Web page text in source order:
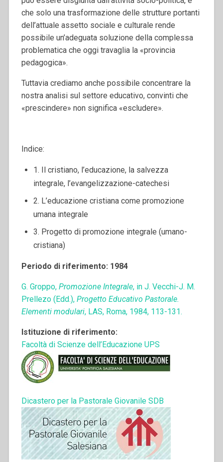
che solo una trasformazione delle strutture portanti
dell’attuale assetto sociale e culturale rende
possibile un’adeguata soluzione della complessa
problematica che oggi travaglia la «provincia
pedagogica».
Tuttavia crediamo anche possibile concentrare la
nostra analisi sul settore educativo, convinti che
«prescindere» non significa «escludere».
Indice:
1. Il cristiano, l’educazione, la salvezza
integrale, l’evangelizzazione-catechesi
2. L’educazione cristiana come promozione
umana integrale
3. Progetto di promozione integrale (umano-
cristiana)
Periodo di riferimento: 1984
G. Groppo, Promozione Integrale, in J. Vecchi-J. M.
Prellezo (Edd.), Progetto Educativo Pastorale.
Elementi modulari, LAS, Roma, 1984, 113-131.
Istituzione di riferimento:
Facoltà di Scienze dell’Educazione UPS
Dicastero per la Pastorale Giovanile SDB